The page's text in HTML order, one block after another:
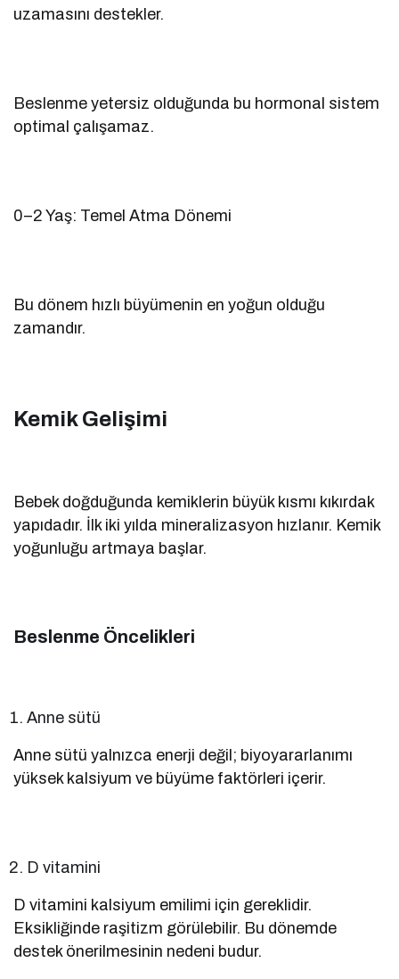
uzamasını destekler.
Beslenme yetersiz olduğunda bu hormonal sistem
optimal çalışamaz.
0–2 Yaş: Temel Atma Dönemi
Bu dönem hızlı büyümenin en yoğun olduğu
zamandır.
Kemik Gelişimi
Bebek doğduğunda kemiklerin büyük kısmı kıkırdak
yapıdadır. İlk iki yılda mineralizasyon hızlanır. Kemik
yoğunluğu artmaya başlar.
Beslenme Öncelikleri
Anne sütü
Anne sütü yalnızca enerji değil; biyoyararlanımı
yüksek kalsiyum ve büyüme faktörleri içerir.
D vitamini
D vitamini kalsiyum emilimi için gereklidir.
Eksikliğinde raşitizm görülebilir. Bu dönemde
destek önerilmesinin nedeni budur.